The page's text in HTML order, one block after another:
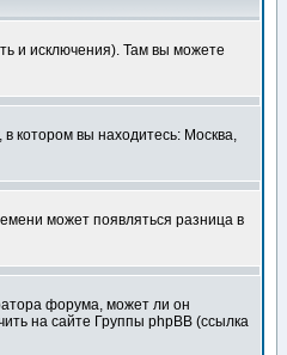
и исключения). Там вы можете
котором вы находитесь: Москва,
может появляться разница в
форума, может ли он
на сайте Группы phpBB (ссылка